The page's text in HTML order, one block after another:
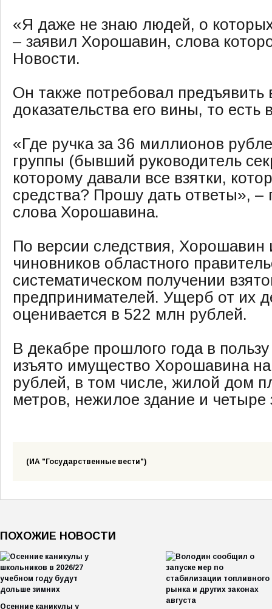
«Я даже не знаю людей, о
– заявил Хорошавин, слова
Новости.
Он также потребовал
доказательства его вины, то есть
«Где ручка за 36 миллионов
группы (бывший руководитель
которому давали все взятки,
средства? Прошу дать ответы»,
слова Хорошавина.
По версии следствия,
чиновников областного
систематическом получении
предпринимателей. Ущерб от их
оценивается в 522 млн рублей.
В декабре прошлого года в
изъято имущество Хорошавина
рублей, в том числе, жилой дом
метров, нежилое здание и четыре
(ИА "Государственные вести")
ПОХОЖИЕ НОВОСТИ
Осенние каникулы у